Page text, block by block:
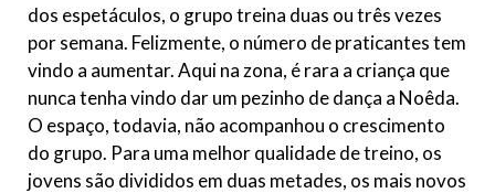
dos espetáculos, o grupo treina duas ou três vezes
por semana. Felizmente, o número de praticantes tem
vindo a aumentar. Aqui na zona, é rara a criança que
nunca tenha vindo dar um pezinho de dança a Noêda.
O espaço, todavia, não acompanhou o crescimento
do grupo. Para uma melhor qualidade de treino, os
jovens são divididos em duas metades, os mais novos